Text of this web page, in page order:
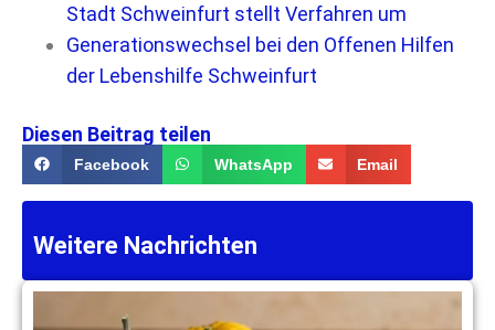
Stadt Schweinfurt stellt Verfahren um
Generationswechsel bei den Offenen Hilfen
der Lebenshilfe Schweinfurt
Diesen Beitrag teilen
Facebook WhatsApp Email
Weitere Nachrichten